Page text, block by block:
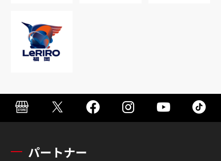
パートナー